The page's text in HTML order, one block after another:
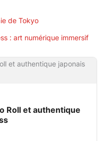
de Tokyo
: art numérique immersif
Roll et authentique